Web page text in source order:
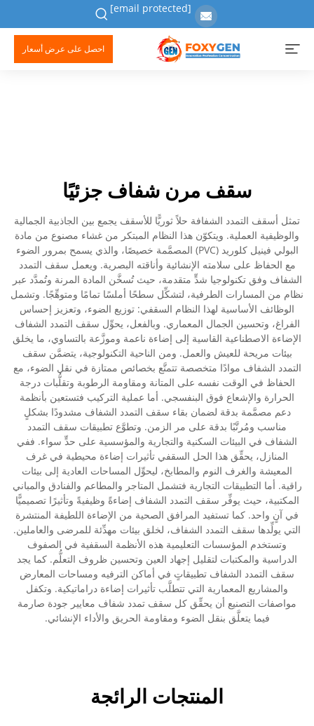
[email protected]
احصل على عرض أسعار
سقف مرن شفاف جزئيًا
تمثل أسقف التمدد الشفافة حلاً ثوريًّا للأسقف يجمع بين الجاذبية الجمالية
والوظيفية العملية. ويتكوّن هذا النظام المبتكر من غشاء مصنوع من مادة
البولي فينيل كلوريد (PVC) المصمَّمة خصيصًا، والذي يسمح بمرور الضوء
مع الحفاظ على سلامته الإنشائية وأناقته البصرية. ويعمل سقف التمدد
الشفاف وفق تكنولوجيا شدٍّ متقدمة، حيث تُسخَّن المادة المرنة وتُمدَّد عبر
نظام من المسارات الطرفية، لتشكِّل سطحًا أملسًا تمامًا ومتوهِّجًا. وتشمل
الوظائف الأساسية لهذا النظام السقفي: توزيع الضوء، وتعزيز إحساس
الفراغ، وتحسين الجمال المعماري. وبالفعل، يحوِّل سقف التمدد الشفاف
الإضاءة الاصطناعية القاسية إلى إضاءة ناعمة وموزَّعة بالتساوي، ما يخلق
بيئات مريحة للعيش والعمل. ومن الناحية التكنولوجية، يتضمَّن سقف
التمدد الشفاف موادًا متخصصة تتمتَّع بخصائص ممتازة في نقل الضوء، مع
الحفاظ في الوقت نفسه على المتانة ومقاومة الرطوبة وتقلُّبات درجة
الحرارة والإشعاع فوق البنفسجي. أما عملية التركيب فتستعين بأنظمة
دعم مصمَّمة بدقة لضمان بقاء سقف التمدد الشفاف مشدودًا بشكلٍ
مناسب ومُرتَّبًا بدقة على مر الزمن. وتطوَّع تطبيقات سقف التمدد
الشفاف في البيئات السكنية والتجارية والمؤسسية على حدٍّ سواء. ففي
المنازل، يحقِّق هذا الحل السقفي تأثيرات إضاءة محيطية في غرف
المعيشة والغرف النوم والمطابخ، ليحوِّل المساحات العادية إلى بيئات
راقية. أما التطبيقات التجارية فتشمل المتاجر والمطاعم والفنادق والمباني
المكتبية، حيث يوفِّر سقف التمدد الشفاف إضاءةً وظيفيةً وتأثيرًا تصميميًّا
في آنٍ واحد. كما تستفيد المرافق الصحية من الإضاءة اللطيفة المنتشرة
التي يولِّدها سقف التمدد الشفاف، لخلق بيئات مهدِّئة للمرضى والعاملين.
وتستخدم المؤسسات التعليمية هذه الأنظمة السقفية في الصفوف
الدراسية والمكتبات لتقليل إجهاد العين وتحسين ظروف التعلُّم. كما يجد
سقف التمدد الشفاف تطبيقاتٍ في أماكن الترفيه ومساحات المعارض
والمشاريع المعمارية التي تتطلَّب تأثيرات إضاءة دراماتيكية. وتكفل
مواصفات التصنيع أن يحقِّق كل سقف تمدد شفاف معايير جودة صارمة
فيما يتعلَّق بنقل الضوء ومقاومة الحريق والأداء الإنشائي.
المنتجات الرائجة